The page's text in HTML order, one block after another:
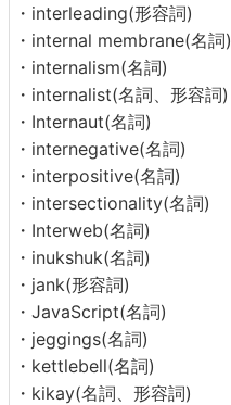
・interleading(形容詞)
・internal membrane(名詞)
・internalism(名詞)
・internalist(名詞、形容詞)
・Internaut(名詞)
・internegative(名詞)
・interpositive(名詞)
・intersectionality(名詞)
・Interweb(名詞)
・inukshuk(名詞)
・jank(形容詞)
・JavaScript(名詞)
・jeggings(名詞)
・kettlebell(名詞)
・kikay(名詞、形容詞)